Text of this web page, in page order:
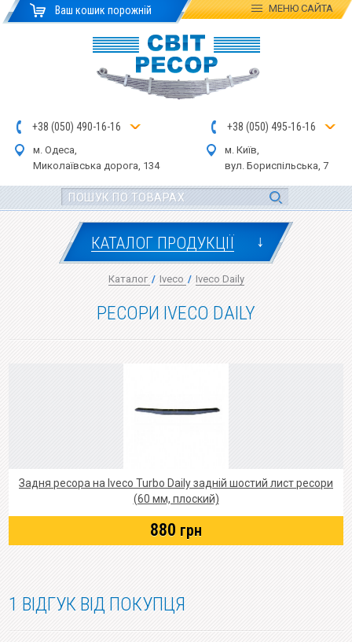
Ваш кошик порожній МЕНЮСАЙТА
+38 (050) 490-16-16
м. Одеса,
Миколаївська дорога, 134
+38 (050) 495-16-16
м. Київ,
вул. Бориспільська, 7
КАТАЛОГ ПРОДУКЦІЇ ↓
Каталог / Iveco / Iveco Daily
РЕСОРИ IVECO DAILY
Задня ресора на Iveco Turbo Daily задній шостий лист ресори
(60 мм, плоский)
880 грн
1 ВІДГУК ВІД ПОКУПЦЯ